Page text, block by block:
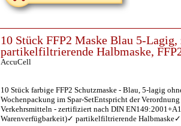
10 Stück FFP2 Maske Blau 5-
partikelfiltrierende Halbmaske,
AccuCell
10 Stück farbige FFP2 Schutzmaske - Blau, 5-lagig
Wochenpackung im Spar-SetEntspricht der
Verkehrsmitteln - zertifiziert nach DIN
Warenverfügbarkeit)✓ partikelfiltrierende Halbmaske✓